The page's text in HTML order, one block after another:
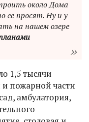
около Дома
ее просят. Ну и у
на нашем озере
1,5 тысячи
пожарной части
амбулатория,